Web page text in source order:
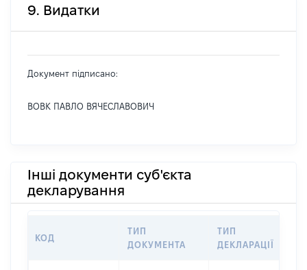
9. Видатки
Документ підписано:
ВОВК ПАВЛО ВЯЧЕСЛАВОВИЧ
Інші документи суб'єкта
декларування
КОД
ТИП
ДОКУМЕНТА
ТИП
ДЕКЛАРАЦІЇ